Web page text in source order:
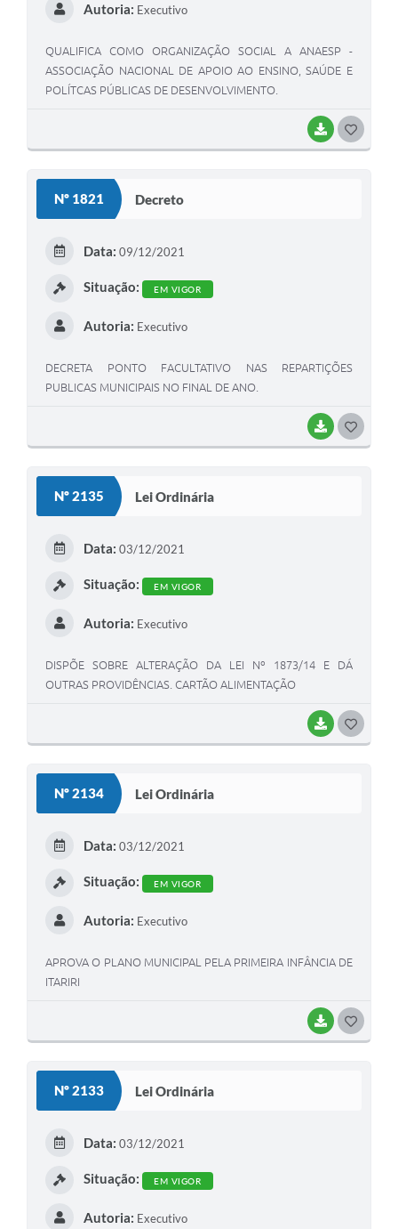
BAIXAR
Autoria: Executivo
QUALIFICA COMO ORGANIZAÇÃO SOCIAL A ANAESP -
ASSOCIAÇÃO NACIONAL DE APOIO AO ENSINO, SAÚDE E
POLÍTCAS PÚBLICAS DE DESENVOLVIMENTO.
Nº 1821 Decreto
BAIXAR
Data: 09/12/2021
Situação: EM VIGOR
Autoria: Executivo
DECRETA PONTO FACULTATIVO NAS REPARTIÇÕES
PUBLICAS MUNICIPAIS NO FINAL DE ANO.
Nº 2135 Lei Ordinária
BAIXAR
Data: 03/12/2021
Situação: EM VIGOR
Autoria: Executivo
DISPÕE SOBRE ALTERAÇÃO DA LEI Nº 1873/14 E DÁ
OUTRAS PROVIDÊNCIAS. CARTÃO ALIMENTAÇÃO
Nº 2134 Lei Ordinária
BAIXAR
Data: 03/12/2021
Situação: EM VIGOR
Autoria: Executivo
APROVA O PLANO MUNICIPAL PELA PRIMEIRA INFÂNCIA DE
ITARIRI
Nº 2133 Lei Ordinária
Data: 03/12/2021
Situação: EM VIGOR
Autoria: Executivo